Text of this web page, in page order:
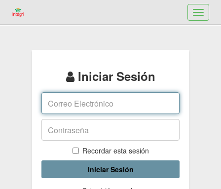
Toggle
Iniciar Sesión
Recordar esta sesión
Iniciar Sesión